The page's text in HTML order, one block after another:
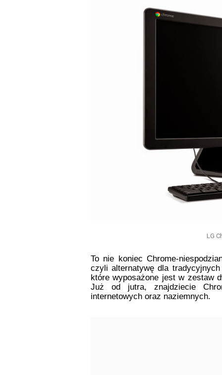
LG
To nie koniec Chrome-
czyli alternatywę dla tradycyjnych
które wyposażone jest w zestaw
Już od jutra, znajdziecie
internetowych oraz naziemnych.